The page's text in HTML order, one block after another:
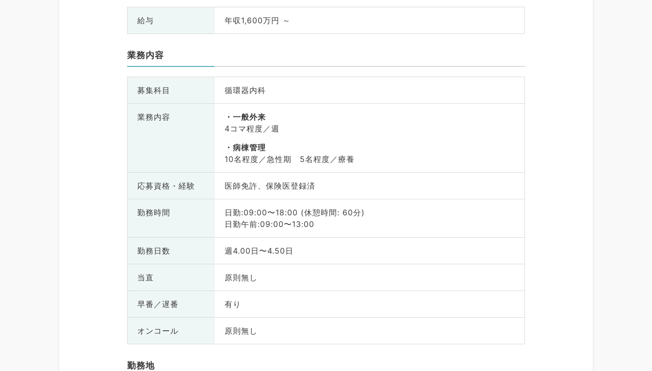
給与 年収1,600万円 ～
業務内容
募集科目 循環器内科
業務内容
一般外来
4コマ程度／週
病棟管理
10名程度／急性期 5名程度／療養
応募資格・ 経験 医師免許、保険医登録済
勤務時間
日勤:09:00〜18:00 (休憩時間: 60分)
日勤午前:09:00〜13:00
勤務日数 週4.00日〜4.50日
当直 原則無し
早番／遅番 有り
オンコール 原則無し
勤務地